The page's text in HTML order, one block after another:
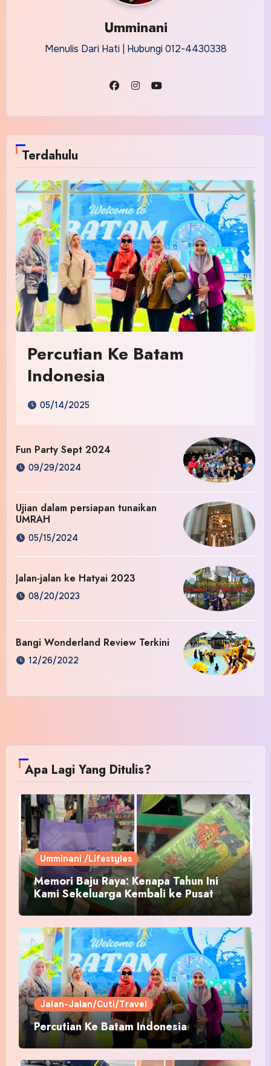
Umminani
Menulis Dari Hati | Hubungi 012-4430338
Terdahulu
Percutian Ke Batam
Indonesia
05/14/2025
Fun Party Sept 2024
09/29/2024
Ujian dalam persiapan tunaikan
UMRAH
05/15/2024
Jalan-jalan ke Hatyai 2023
08/20/2023
Bangi Wonderland Review Terkini
12/26/2022
Apa Lagi Yang Ditulis?
Umminani /Lifestyles
Memori Baju Raya: Kenapa Tahun Ini
Kami Sekeluarga Kembali ke Pusat
Pakaian Hari-Hari?
Jalan-Jalan/Cuti/Travel
Percutian Ke Batam Indonesia